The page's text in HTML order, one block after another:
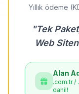
Yıllık ödeme
"Tek
Web
Alan
.com.tr /
dahil!